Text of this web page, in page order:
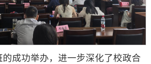
的成功举办，进一步深化了校政合